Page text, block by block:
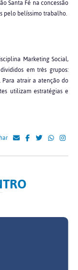
Santa Fé na concessão
pelo belíssimo trabalho.
Marketing Social,
em três grupos:
atrair a atenção do
utilizam estratégias e